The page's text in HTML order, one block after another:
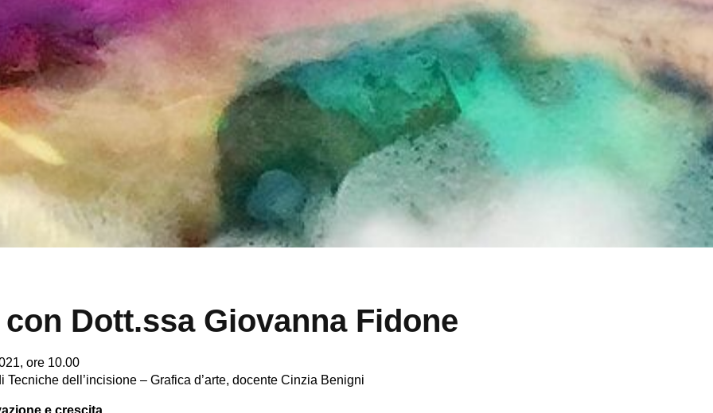
Dott.ssa Giovanna Fidone
ore 10.00
Tecniche dell’incisione – Grafica d’arte, docente Cinzia Benigni
e crescita